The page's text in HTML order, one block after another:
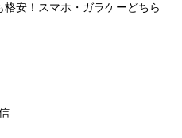
安！スマホ・ガラケーどちら